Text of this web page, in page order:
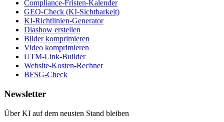
Compliance-Fristen-Kalender
GEO-Check (KI-Sichtbarkeit)
KI-Richtlinien-Generator
Diashow erstellen
Bilder komprimieren
Video komprimieren
UTM-Link-Builder
Website-Kosten-Rechner
BFSG-Check
Newsletter
Über KI auf dem neusten Stand bleiben